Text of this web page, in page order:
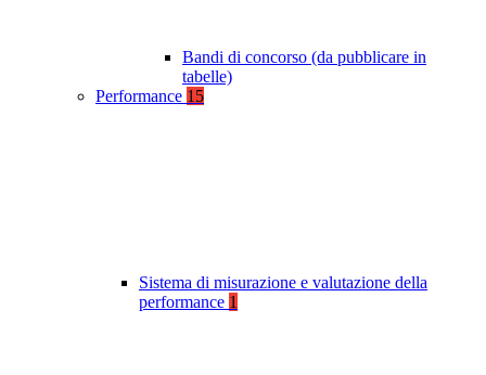
Bandi di concorso (da pubblicare in
tabelle)
Performance 15
Sistema di misurazione e valutazione della
performance 1